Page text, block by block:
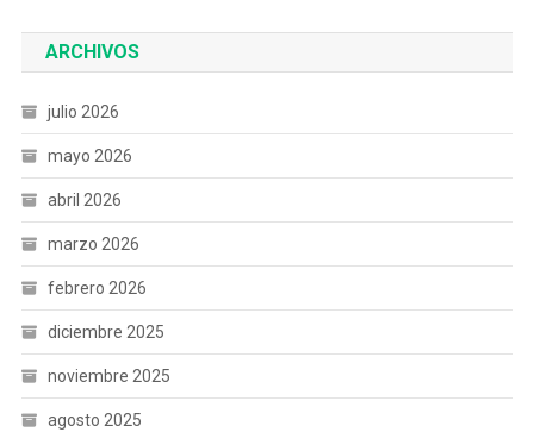
ARCHIVOS
julio 2026
mayo 2026
abril 2026
marzo 2026
febrero 2026
diciembre 2025
noviembre 2025
agosto 2025